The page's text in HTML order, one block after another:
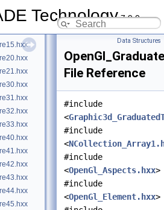
Technology7.9.0
Data Structures
File Reference
#include
<
#include
<
#include
<OpenGl_Aspects.hxx>
#include
<OpenGl_Element.hxx>